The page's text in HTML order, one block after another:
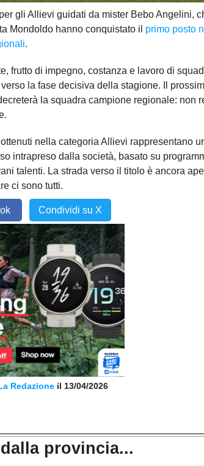
gli Allievi guidati da mister Bebo Angelini,
Mondoldo hanno conquistato il primo posto
.
frutto di impegno, costanza e lavoro di
la fase decisiva della stagione. Il
la squadra campione regionale: non
nella categoria Allievi rappresentano
intrapreso dalla società, basato su
talenti. La strada verso il titolo è ancora
ci sono tutti.
Condividi su X
Redazione il 13/04/2026
provincia...